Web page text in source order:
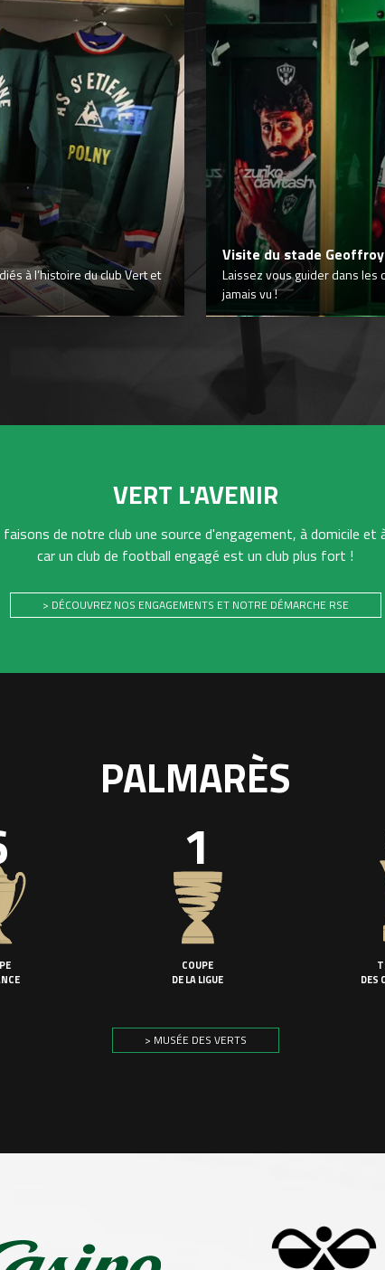
à l’histoire du club Vert et
Visite du stade
Laissez vous guider dans les
jamais vu !
VERT L'AVENIR
faisons de notre club une source d'engagement, à domicile et
car un club de football engagé est un club plus fort !
> DÉCOUVREZ NOS ENGAGEMENTS ET NOTRE DÉMARCHE RSE
PALMARÈS
1
COUPE
DE LA LIGUE
DES
> MUSÉE DES VERTS